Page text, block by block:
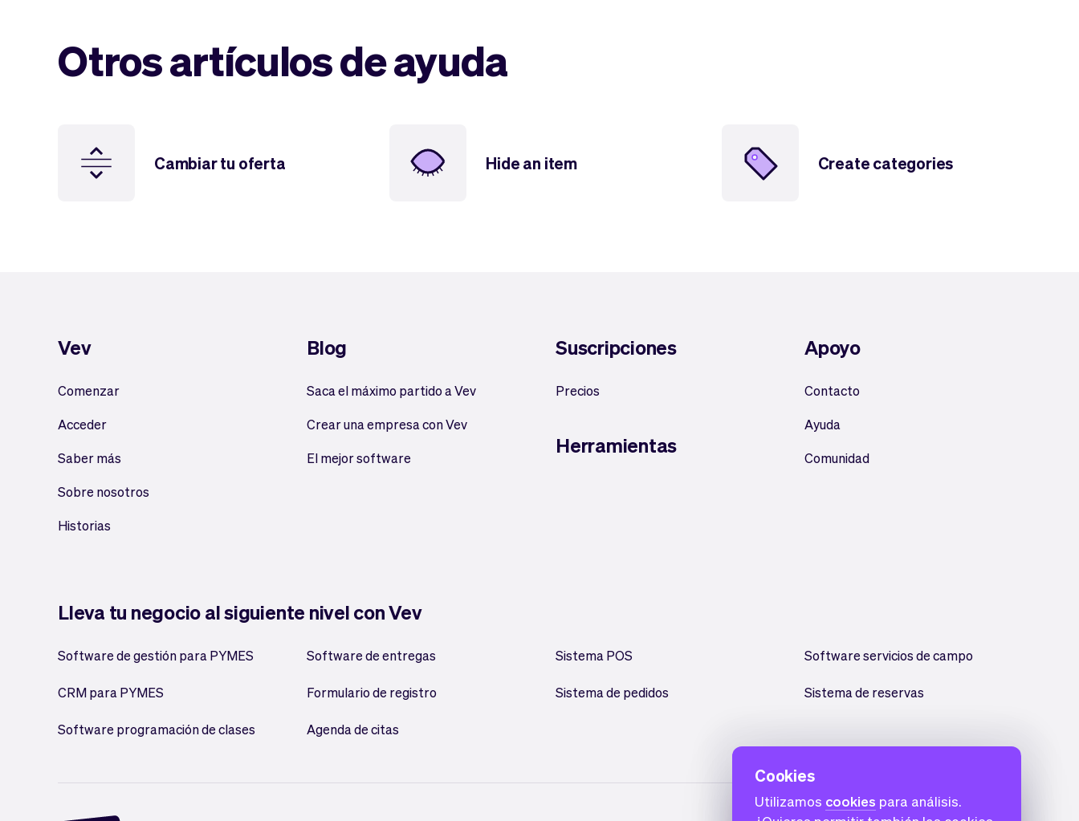
Otros artículos de ayuda
Cambiar tu oferta Hide an item Create categories
Vev
Comenzar
Acceder
Saber más
Sobre nosotros
Historias
Blog
Saca el máximo partido a Vev
Crear una empresa con Vev
El mejor software
Suscripciones
Precios
Herramientas
Apoyo
Contacto
Ayuda
Comunidad
Lleva tu negocio al siguiente nivel con Vev
Software de gestión para PYMES Software de entregas Sistema POS Software servicios de campo
CRM para PYMES Formulario de registro Sistema de pedidos Sistema de reservas
Software programación de clases Agenda de citas
Cookies
Utilizamos cookies para análisis.